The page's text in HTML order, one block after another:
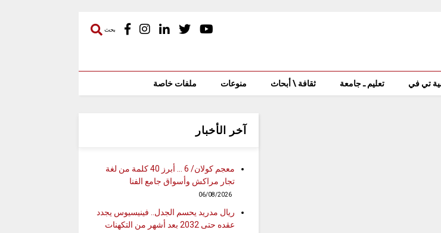
بحث
تي في تعليم ـ جامعة ثقافة \ أبحاث منوعات ملفات خاصة
آخر الأخبار
معجم كولان/ 6 … أبرز 40 كلمة من لغة
تجار مراكش وأسواق جامع الفنا
06/08/2026
ريال مدريد يحسم الجدل.. فينيسيوس يجدد
عقده حتى 2032 بعد أشهر من التكهنات